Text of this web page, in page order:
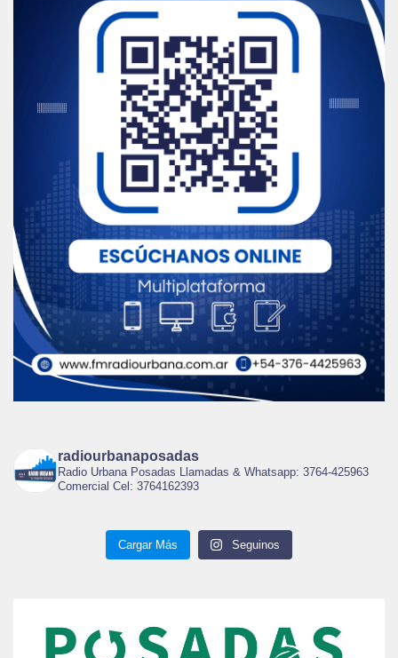
radiourbanaposadas
Radio Urbana Posadas Llamadas & Whatsapp: 3764-425963
Comercial Cel: 3764162393
Cargar Más Seguinos